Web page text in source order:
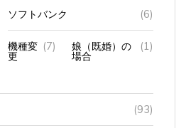
(6)
機種変
更
(7) 娘（既婚）の
場合
(1)
(93)